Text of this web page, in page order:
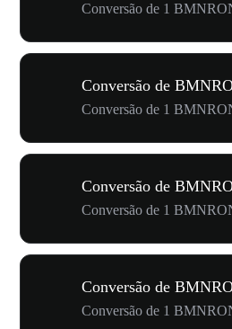
Conversão de 1
Conversão de
Conversão de 1
Conversão de
Conversão de 1
Conversão de
Conversão de 1